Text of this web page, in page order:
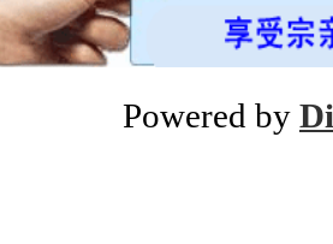
Powered by